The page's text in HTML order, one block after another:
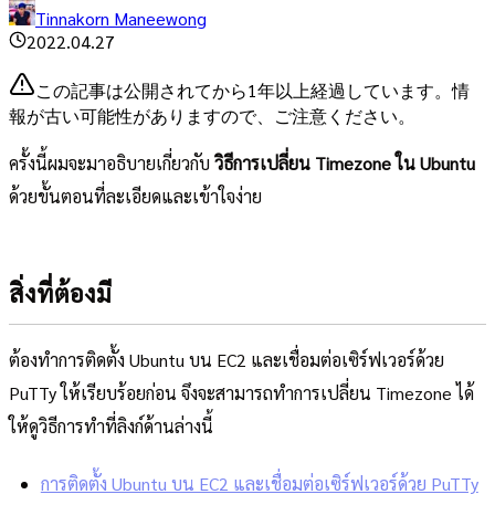
Tinnakorn Maneewong
2022.04.27
この記事は公開されてから1年以上経過しています。情
報が古い可能性がありますので、ご注意ください。
ครั้งนี้ผมจะมาอธิบายเกี่ยวกับ วิธีการเปลี่ยน Timezone ใน Ubuntu
ด้วยขั้นตอนที่ละเอียดและเข้าใจง่าย
สิ่งที่ต้องมี
ต้องทำการติดตั้ง Ubuntu บน EC2 และเชื่อมต่อเซิร์ฟเวอร์ด้วย
PuTTy ให้เรียบร้อยก่อน จึงจะสามารถทำการเปลี่ยน Timezone ได้
ให้ดูวิธีการทำที่ลิงก์ด้านล่างนี้
การติดตั้ง Ubuntu บน EC2 และเชื่อมต่อเซิร์ฟเวอร์ด้วย PuTTy